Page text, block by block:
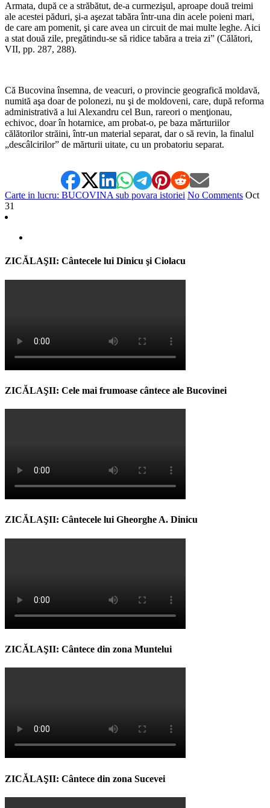
Armata, după ce a străbătut, de-a curmezişul, aproape două treimi
ale acestei păduri, şi-a aşezat tabăra într-una din acele poieni mari,
de care am pomenit, şi care avea un circuit de mai multe leghe. Aici
a stat două zile, pregătindu-se să ridice tabăra a treia zi” (Călători,
VII, pp. 287, 288).
Că Bucovina însemna, de veacuri, o provincie geografică moldavă,
numită aşa doar de polonezi, nu şi de moldoveni, care, după reforma
administrativă a lui Alexandru cel Bun, rareori o menţionau,
echivoc, doar în hotarnice, am probat-o, pe baza mărturiilor
călătorilor străini, într-un material separat, dar o să revin, la finalul
„descâlcirilor” de mărturii uitate, cu un probatoriu separat.
Carte in lucru: BUCOVINA sub povara istoriei No Comments Oct
31
ZICĂLAŞII: Cântecele lui Dinicu şi Ciolacu
ZICĂLAŞII: Cele mai frumoase cântece ale Bucovinei
ZICĂLAŞII: Cântecele lui Gheorghe A. Dinicu
ZICĂLAŞII: Cântece din zona Muntelui
ZICĂLAŞII: Cântece din zona Sucevei